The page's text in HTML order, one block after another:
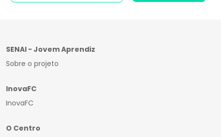
SENAI - Jovem Aprendiz
Sobre o projeto
InovaFC
InovaFC
O Centro